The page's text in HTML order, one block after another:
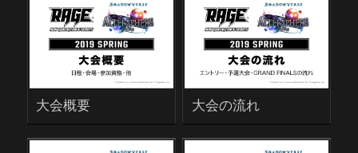
大会概要 大会の流れ